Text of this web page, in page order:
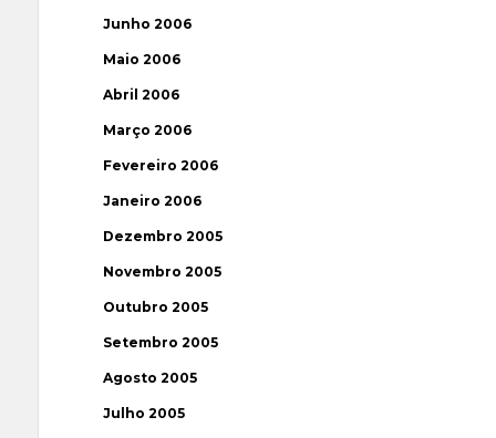
Junho 2006
Maio 2006
Abril 2006
Março 2006
Fevereiro 2006
Janeiro 2006
Dezembro 2005
Novembro 2005
Outubro 2005
Setembro 2005
Agosto 2005
Julho 2005